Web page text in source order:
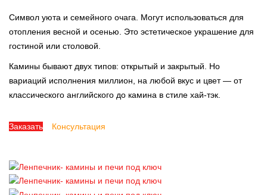
Символ уюта и семейного очага. Могут использоваться для
отопления весной и осенью. Это эстетическое украшение для
гостиной или столовой.
Камины бывают двух типов: открытый и закрытый. Но
вариаций исполнения миллион, на любой вкус и цвет — от
классического английского до камина в стиле хай-тэк.
Заказать Консультация